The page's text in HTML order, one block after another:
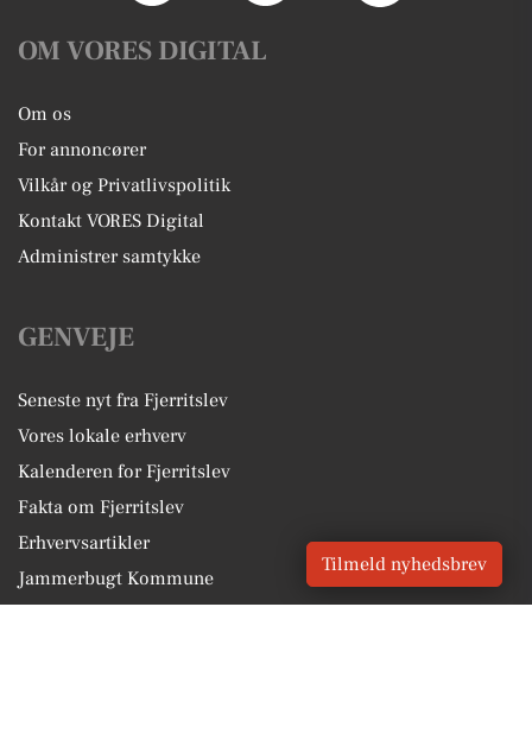
OM VORES DIGITAL
Om os
For annoncører
Vilkår og Privatlivspolitik
Kontakt VORES Digital
Administrer samtykke
GENVEJE
Seneste nyt fra Fjerritslev
Vores lokale erhverv
Kalenderen for Fjerritslev
Fakta om Fjerritslev
Erhvervsartikler
Jammerbugt Kommune
Tilmeld nyhedsbrev